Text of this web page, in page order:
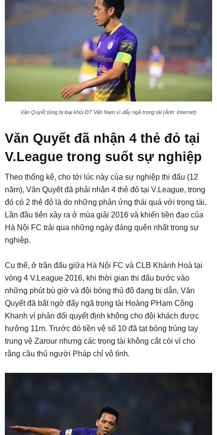
Văn Quyết từng bị loại khỏi ĐT Việt Nam vì đẩy ngã trọng tài (Ảnh: Internet)
Văn Quyết đã nhận 4 thẻ đỏ tại
V.League trong suốt sự nghiệp
Theo thống kê, cho tới lúc này của sự nghiệp thi đấu (12
năm), Văn Quyết đã phải nhận 4 thẻ đỏ tại V.League, trong
đó có 2 thẻ đỏ là do những phản ứng thái quá với trọng tài.
Lần đầu tiên xảy ra ở mùa giải 2016 và khiến tiền đạo của
Hà Nội FC trải qua những ngày đáng quên nhất trong sự
nghiệp.
Cụ thể, ở trận đấu giữa Hà Nội FC và CLB Khánh Hoà tại
vòng 4 V.League 2016, khi thời gian thi đấu bước vào
những phút bù giờ và đội bóng thủ đô đang bị dẫn, Văn
Quyết đã bất ngờ đẩy ngã trọng tài Hoàng PHạm Công
Khanh vì phản đối quyết định không cho đội khách được
hưởng 11m. Trước đó tiền vệ số 10 đã tạt bóng trúng tay
trung vệ Zarour nhưng các trọng tài không cắt còi vì cho
rằng cầu thủ người Pháp chỉ vô tình.